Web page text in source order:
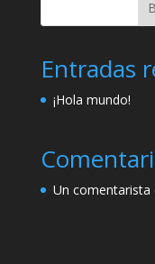
Entradas
¡Hola mundo!
Un comentarista